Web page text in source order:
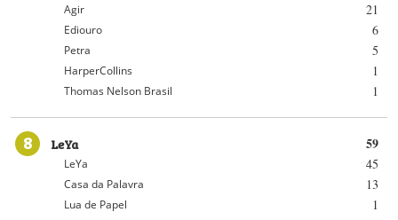
21
Agir
6
Ediouro
5
Petra
1
HarperCollins
1
Thomas Nelson Brasil
8 59
LeYa
45
LeYa
13
Casa da Palavra
1
Lua de Papel